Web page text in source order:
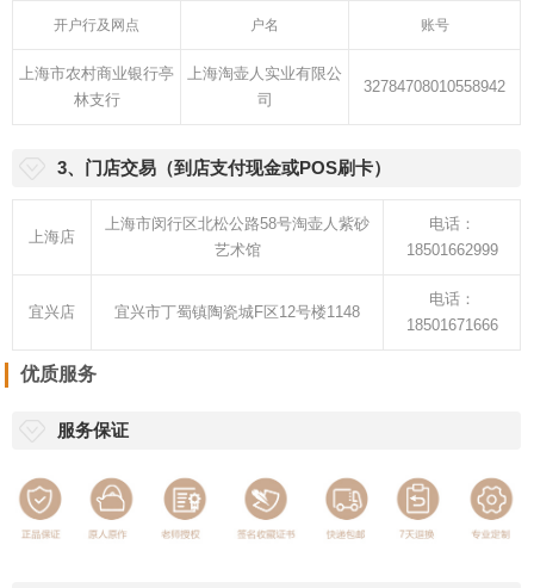
开户行及网点 户名 账号
上海市农村商业银行亭
林支行
上海淘壶人实业有限公
司
32784708010558942
3、门店交易（到店支付现金或POS刷卡）
上海店
上海市闵行区北松公路58号淘壶人紫砂
艺术馆
电话：
18501662999
宜兴店 宜兴市丁蜀镇陶瓷城F区12号楼1148
电话：
18501671666
优质服务
服务保证